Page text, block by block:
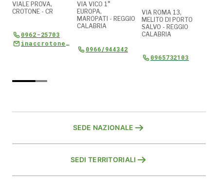
VIALE PROVA,
CROTONE - CR
0962-25703
inaccrotone.responsabile@cia.it
VIA VICO 1°
EUROPA,
MAROPATI - REGGIO
CALABRIA
0966/944342
VIA ROMA 13,
MELITO DI PORTO
SALVO - REGGIO
CALABRIA
0965732103
SEDE NAZIONALE
SEDI TERRITORIALI